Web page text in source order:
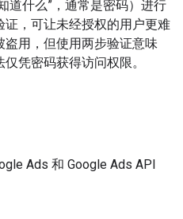
道什么”，通常是密码）进行
，可让未经授权的用户更难
盗用，但使用两步验证意味
凭密码获得访问权限。
Ads 和 Google Ads API